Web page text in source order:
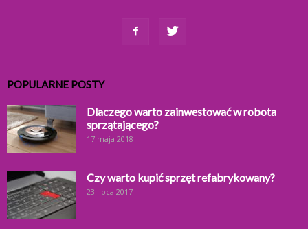
POPULARNE POSTY
Dlaczego warto zainwestować w robota
sprzątającego?
17 maja 2018
Czy warto kupić sprzęt refabrykowany?
23 lipca 2017